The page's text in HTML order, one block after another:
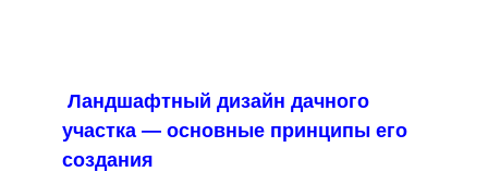
Ландшафтный дизайн дачного
участка — основные принципы его
создания